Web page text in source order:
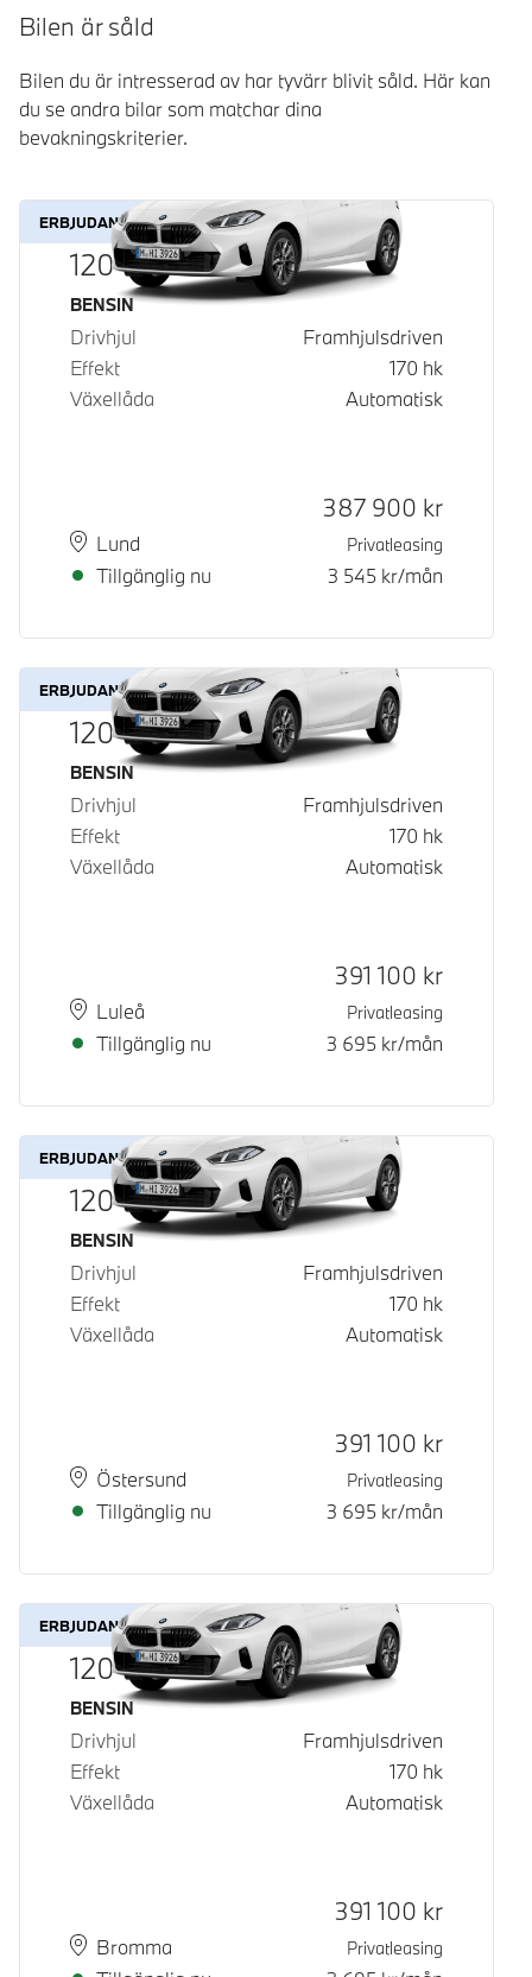
Bilen är såld
Bilen du är intresserad av har tyvärr blivit såld. Här kan
du se andra bilar som matchar dina
bevakningskriterier.
ERBJUDANDE
120
Bränsle
BENSIN
Drivhjul
Framhjulsdriven
Effekt
170 hk
Växellåda
Automatisk
PlatsLund
Leveranstid
Tillgänglig nu
Kontantpris
387 900 kr
Privatleasing
3 545 kr/mån
ERBJUDANDE
120
Bränsle
BENSIN
Drivhjul
Framhjulsdriven
Effekt
170 hk
Växellåda
Automatisk
PlatsLuleå
Leveranstid
Tillgänglig nu
Kontantpris
391 100 kr
Privatleasing
3 695 kr/mån
ERBJUDANDE
120
Bränsle
BENSIN
Drivhjul
Framhjulsdriven
Effekt
170 hk
Växellåda
Automatisk
PlatsÖstersund
Leveranstid
Tillgänglig nu
Kontantpris
391 100 kr
Privatleasing
3 695 kr/mån
ERBJUDANDE
120
Bränsle
BENSIN
Drivhjul
Framhjulsdriven
Effekt
170 hk
Växellåda
Automatisk
PlatsBromma
Leveranstid
Kontantpris
391 100 kr
Privatleasing